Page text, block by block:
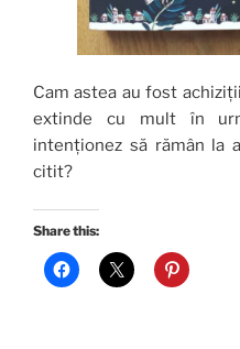
Cam astea au fost
extinde cu mult în
intenționez să rămân la
citit?
Share this: